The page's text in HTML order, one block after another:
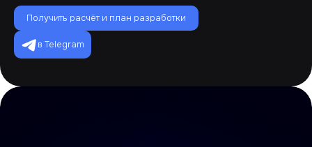
Получить расчёт и план разработки
в Telegram